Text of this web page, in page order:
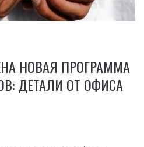
НОВАЯ ПРОГРАММА
ДЕТАЛИ ОТ ОФИСА